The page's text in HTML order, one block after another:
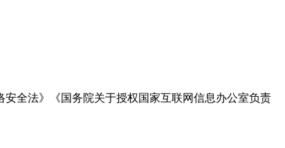
全法》《国务院关于授权国家互联网信息办公室负责